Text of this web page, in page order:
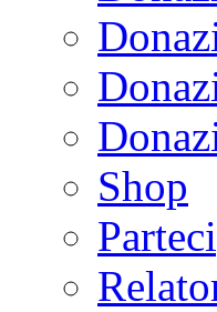
Shop